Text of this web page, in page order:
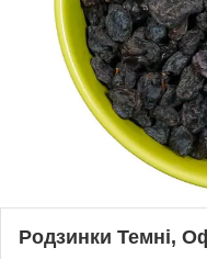
Родзинки Темні,